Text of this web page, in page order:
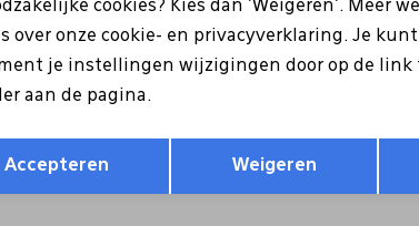
Hawker zwart
Australian
15.1688.04 Grants
cookies? Kies dan 'Weigeren'. Meer
over onze cookie- en privacyverklaring. Je
je instellingen wijzigingen door op de link
aan de pagina.
Accepteren Weigeren